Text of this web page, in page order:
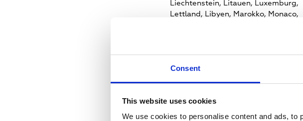
Consent
This website uses cookies
We use cookies to personalise content and ads,
Liechtenstein, Litauen, Luxemburg,
Lettland, Libyen, Marokko, Monaco,
Russland,
Turkmenistan,
Großbritannien,
Vatikanstadt